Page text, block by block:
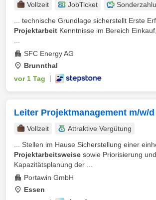
Vollzeit JobTicket
... technische Grundlage sicherstellt Erste
Projektarbeit Kenntnisse im Bereich
SFC Energy AG
Brunnthal
vor 1 Tag
Leiter Projektmanagement m/w/d
Vollzeit
Attraktive Vergütung
... Stellen im Hause Sicherstellung einer
Projektarbeitsweise sowie Priorisierung und
Kapazitätsplanung der ...
Portawin GmbH
Essen